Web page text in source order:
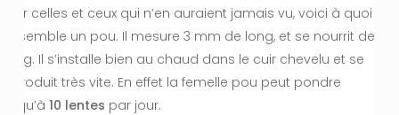
celles et ceux qui n’en auraient jamais vu, voici à quoi
un pou. Il mesure 3 mm de long, et se nourrit de
Il s’installe bien au chaud dans le cuir chevelu et se
très vite. En effet la femelle pou peut pondre
10 lentes par jour.